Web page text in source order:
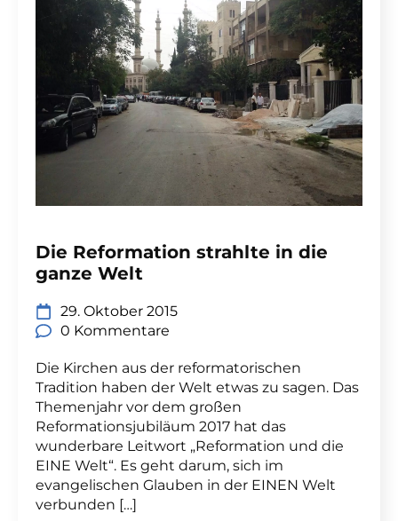
Die Reformation strahlte in die
ganze Welt
29. Oktober 2015
0 Kommentare
Die Kirchen aus der reformatorischen
Tradition haben der Welt etwas zu sagen. Das
Themenjahr vor dem großen
Reformationsjubiläum 2017 hat das
wunderbare Leitwort „Reformation und die
EINE Welt“. Es geht darum, sich im
evangelischen Glauben in der EINEN Welt
verbunden […]